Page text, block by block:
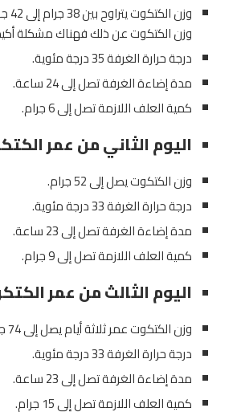
وزن الكتكوت عن ذلك فهناك مشكلة
درجة حرارة الغرفة 35 درجة مئوية.
مدة إضاءة الغرفة تصل إلى 24 ساعة.
كمية العلف اللازمة تصل إلى 6 جرام.
اليوم الثاني من عمر
وزن الكتكوت يصل إلى 52 جرام.
درجة حرارة الغرفة 33 درجة مئوية.
مدة إضاءة الغرفة تصل إلى 23 ساعة.
كمية العلف اللازمة تصل إلى 9 جرام.
اليوم الثالث من عمر
وزن الكتكوت عمر ثلاثة أيام يصل إلى 74 جرام.
درجة حرارة الغرفة 33 درجة مئوية.
مدة إضاءة الغرفة تصل إلى 23 ساعة.
كمية العلف اللازمة تصل إلى 15 جرام.